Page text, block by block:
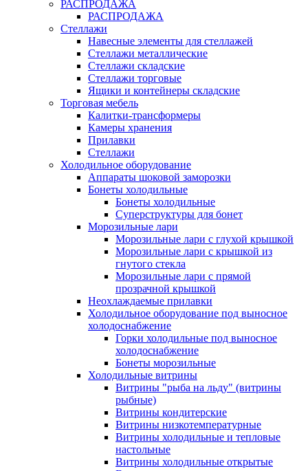
РАСПРОДАЖА
РАСПРОДАЖА
Стеллажи
Навесные элементы для стеллажей
Стеллажи металлические
Стеллажи складские
Стеллажи торговые
Ящики и контейнеры складские
Торговая мебель
Калитки-трансформеры
Камеры хранения
Прилавки
Стеллажи
Холодильное оборудование
Аппараты шоковой заморозки
Бонеты холодильные
Бонеты холодильные
Суперструктуры для бонет
Морозильные лари
Морозильные лари с глухой крышкой
Морозильные лари с крышкой из
гнутого стекла
Морозильные лари с прямой
прозрачной крышкой
Неохлаждаемые прилавки
Холодильное оборудование под выносное
холодоснабжение
Горки холодильные под выносное
холодоснабжение
Бонеты морозильные
Холодильные витрины
Витрины "рыба на льду" (витрины
рыбные)
Витрины кондитерские
Витрины низкотемпературные
Витрины холодильные и тепловые
настольные
Витрины холодильные открытые